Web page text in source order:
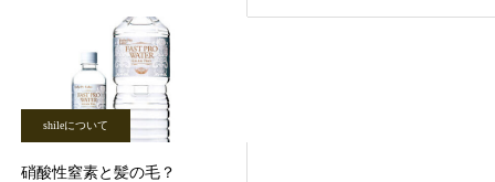
shileについて
硝酸性窒素と髪の毛？